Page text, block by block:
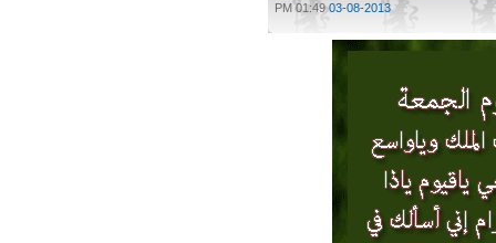
03-08-2013
01:49 PM